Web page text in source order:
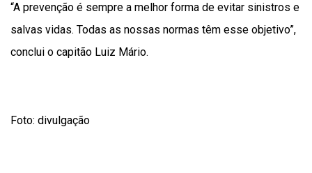
“A prevenção é sempre a melhor forma de evitar sinistros e
salvas vidas. Todas as nossas normas têm esse objetivo”,
conclui o capitão Luiz Mário.
Foto: divulgação